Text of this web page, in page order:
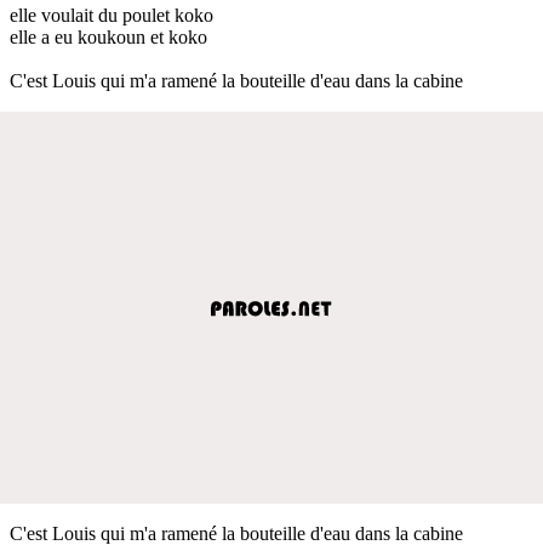
elle voulait du poulet koko
elle a eu koukoun et koko
C'est Louis qui m'a ramené la bouteille d'eau dans la cabine
C'est Louis qui m'a ramené la bouteille d'eau dans la cabine